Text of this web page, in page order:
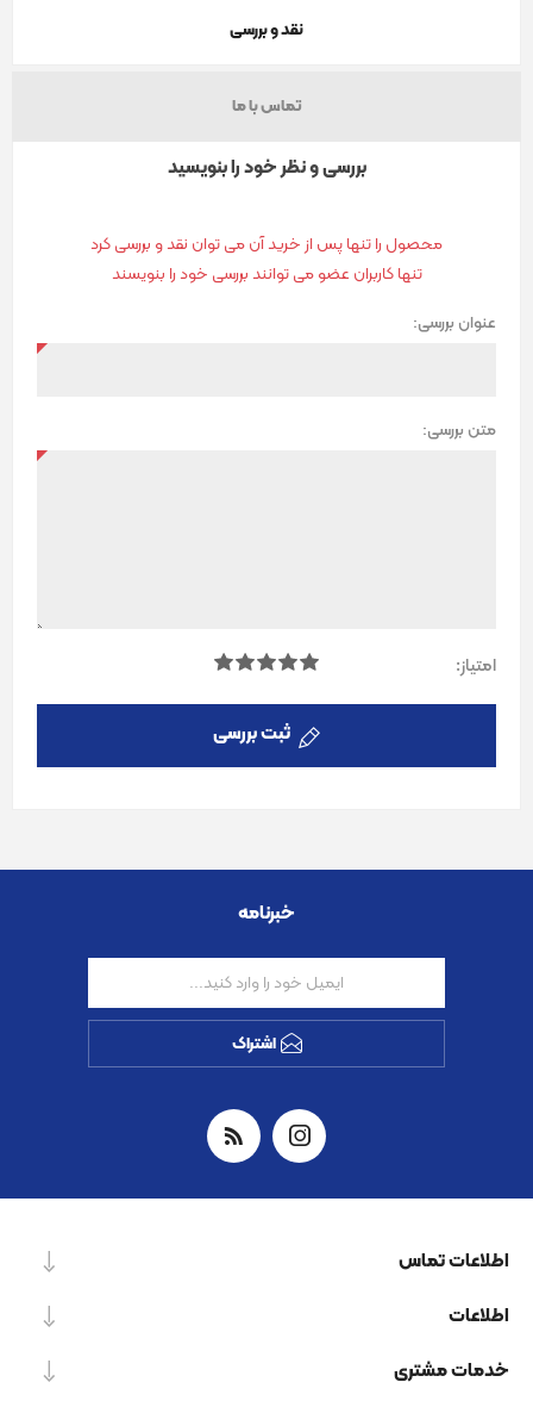
نقد و بررسی
تماس با ما
بررسی و نظر خود را بنویسید
محصول را تنها پس از خرید آن می توان نقد و بررسی کرد
تنها کاربران عضو می توانند بررسی خود را بنویسند
عنوان بررسی:
متن بررسی:
امتیاز:
ثبت بررسی
خبرنامه
اشتراک
اطلاعات تماس
اطلاعات
خدمات مشتری